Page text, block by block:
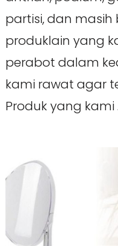
partisi, dan
produklain yang
perabot dalam
kami rawat agar
Produk yang kami